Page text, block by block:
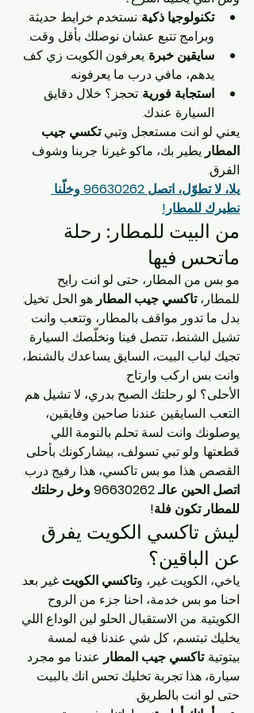
تكنولوجيا ذكية: نستخدم خرايط حديثة
وبرامج تتبع عشان نوصلك بأقل وقت.
سايقين خبرة: يعرفون الكويت زي كف
يدهم، مافي درب ما يعرفونه.
استجابة فورية: تحجز؟ خلال دقايق
السيارة عندك.
يعني لو انت مستعجل وتبي تكسي جيب
المطار يطير بك، ماكو غيرنا. جربنا وشوف
الفرق.
يلا، لا تطوّل، اتصل 96630262 وخلّنا
نطيرك للمطار!
من البيت للمطار: رحلة
ماتحس فيها
مو بس من المطار، حتى لو انت رايح
للمطار، تاكسي جيب المطار هو الحل. تخيل:
بدل ما تدور مواقف بالمطار، وتتعب وانت
تشيل الشنط، تتصل فينا ونخلّصك. السيارة
تجيك لباب البيت، السايق يساعدك بالشنط،
وانت بس اركب وارتاح.
الأحلى؟ لو رحلتك الصبح بدري، لا تشيل هم
التعب. السايقين عندنا صاحين وفايقين،
يوصلونك وانت لسة تحلم بالنومة اللي
قطعتها. ولو تبي تسولف، بيشاركونك بأحلى
القصص. هذا مو بس تاكسي، هذا رفيج درب.
اتصل الحين عالـ 96630262 وخل رحلتك
للمطار تكون فلة!
ليش تاكسي الكويت يفرق
عن الباقين؟
ياخي، الكويت غير، وتاكسي الكويت غير بعد.
احنا مو بس خدمة، احنا جزء من الروح
الكويتية. من الاستقبال الحلو لين الوداع اللي
يخليك تبتسم، كل شي عندنا فيه لمسة
بيتوتية. تاكسي جيب المطار عندنا مو مجرد
سيارة، هذا تجربة تخليك تحس انك بالبيت
حتى لو انت بالطريق.